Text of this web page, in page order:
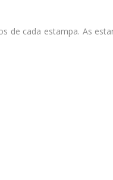
de cada estampa. As